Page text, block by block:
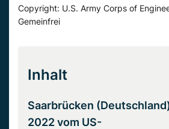
Copyright: U.S. Army Corps of
Gemeinfrei
Inhalt
Saarbrücken
2022 vom US-